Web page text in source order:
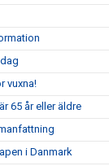
vuxna!
65 år eller äldre
i Danmark